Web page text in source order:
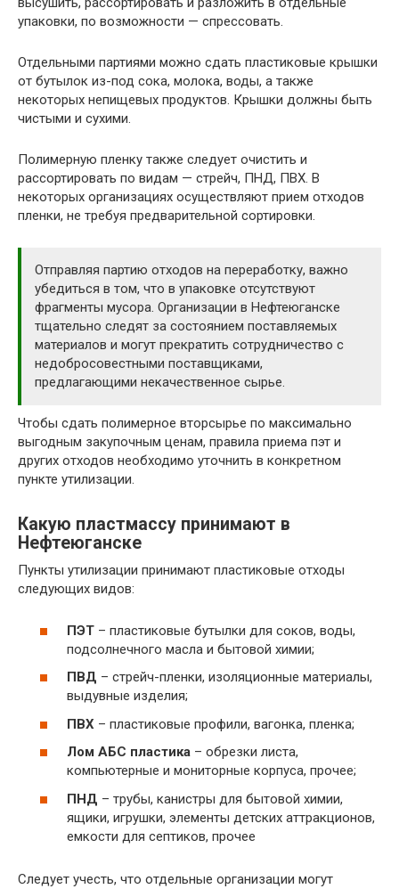
упаковки, по возможности — спрессовать.
Отдельными партиями можно сдать пластиковые крышки
от бутылок из-под сока, молока, воды, а также
некоторых непищевых продуктов. Крышки должны быть
чистыми и сухими.
Полимерную пленку также следует очистить и
рассортировать по видам — стрейч, ПНД, ПВХ. В
некоторых организациях осуществляют прием отходов
пленки, не требуя предварительной сортировки.
Отправляя партию отходов на переработку, важно
убедиться в том, что в упаковке отсутствуют
фрагменты мусора. Организации в Нефтеюганске
тщательно следят за состоянием поставляемых
материалов и могут прекратить сотрудничество с
недобросовестными поставщиками,
предлагающими некачественное сырье.
Чтобы сдать полимерное вторсырье по максимально
выгодным закупочным ценам, правила приема пэт и
других отходов необходимо уточнить в конкретном
пункте утилизации.
Какую пластмассу принимают в
Нефтеюганске
Пункты утилизации принимают пластиковые отходы
следующих видов:
ПЭТ – пластиковые бутылки для соков, воды,
подсолнечного масла и бытовой химии;
ПВД – стрейч-пленки, изоляционные материалы,
выдувные изделия;
ПВХ – пластиковые профили, вагонка, пленка;
Лом АБС пластика – обрезки листа,
компьютерные и мониторные корпуса, прочее;
ПНД – трубы, канистры для бытовой химии,
ящики, игрушки, элементы детских аттракционов,
емкости для септиков, прочее
Следует учесть, что отдельные организации могут